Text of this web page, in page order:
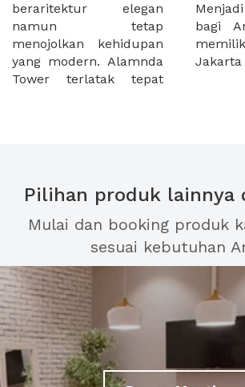
beraritektur elegan
namun tetap
menojolkan kehidupan
yang modern. Alamnda
Tower terlatak tepat
Menjadi pilihan terbaik
bagi Anda yang ingin
memiliki kantor di
Jakarta
Pilihan produk lainnya
Mulai dan booking produk
sesuai kebutuhan